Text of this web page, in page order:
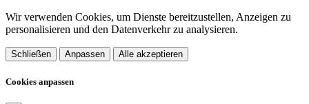
Wir verwenden Cookies, um Dienste bereitzustellen, Anzeigen zu
personalisieren und den Datenverkehr zu analysieren.
Schließen Anpassen Alle akzeptieren
Cookies anpassen